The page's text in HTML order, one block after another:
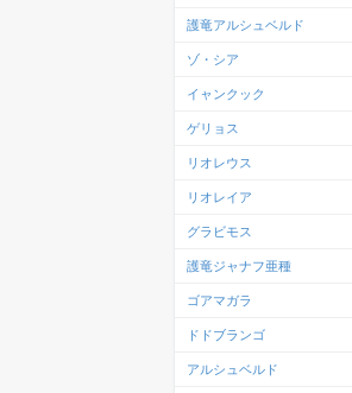
護竜アルシュベルド
ゾ・シア
イャンクック
ゲリョス
リオレウス
リオレイア
グラビモス
護竜ジャナフ亜種
ゴアマガラ
ドドブランゴ
アルシュベルド